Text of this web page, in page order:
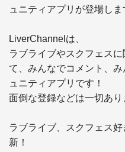
ュニティアプリが登場しま
LiverChannelは、
ラブライブやスクフェス
て、みんなでコメント、
ュニティアプリです！
面倒な登録などは一切あり
ラブライブ、スクフェス
新！